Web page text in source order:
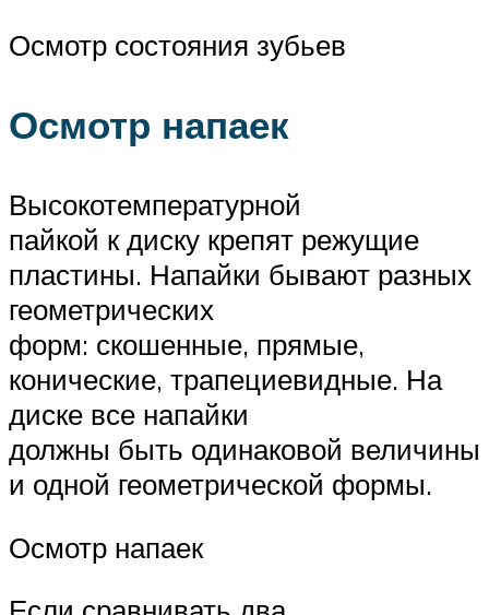
Осмотр состояния зубьев
Осмотр напаек
Высокотемпературной
пайкой к диску крепят режущие
пластины. Напайки бывают разных
геометрических
форм: скошенные, прямые,
конические, трапециевидные. На
диске все напайки
должны быть одинаковой величины
и одной геометрической формы.
Осмотр напаек